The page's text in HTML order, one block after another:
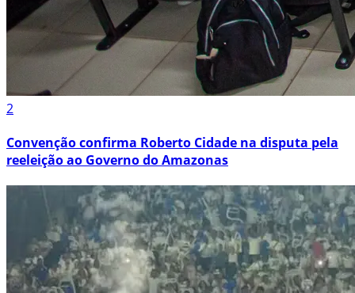
2
Convenção confirma Roberto Cidade na disputa pela
reeleição ao Governo do Amazonas